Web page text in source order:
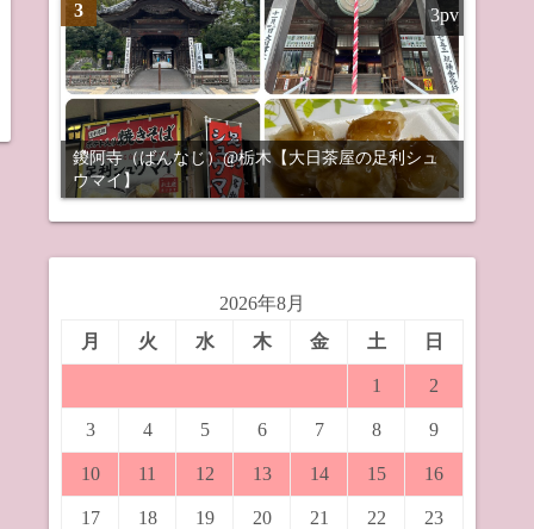
3
鑁阿寺（ばんなじ）@栃木【大日茶屋の足利シュ
ウマイ】
3pv
2026年8月
月
火 水 木 金 土 日
1 2
3 4 5 6 7 8 9
10 11 12 13 14 15 16
17 18 19 20 21 22 23